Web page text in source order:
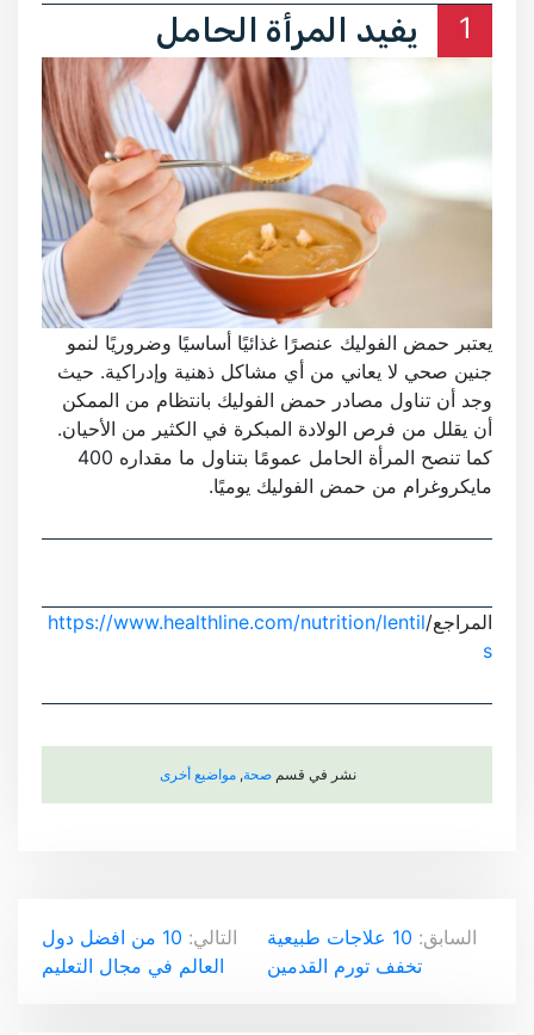
1 يفيد المرأة الحامل
يعتبر حمض الفوليك عنصرًا غذائيًا أساسيًا وضروريًا لنمو
جنين صحي لا يعاني من أي مشاكل ذهنية وإدراكية. حيث
وجد أن تناول مصادر حمض الفوليك بانتظام من الممكن
أن يقلل من فرص الولادة المبكرة في الكثير من الأحيان.
كما تنصح المرأة الحامل عمومًا بتناول ما مقداره 400
مايكروغرام من حمض الفوليك يوميًا.
المراجع/https://www.healthline.com/nutrition/lentil
s
نشر في قسم صحة, مواضيع أخرى
السابق:
10 علاجات طبيعية
تخفف تورم القدمين
التالي:
10 من افضل دول
العالم في مجال التعليم